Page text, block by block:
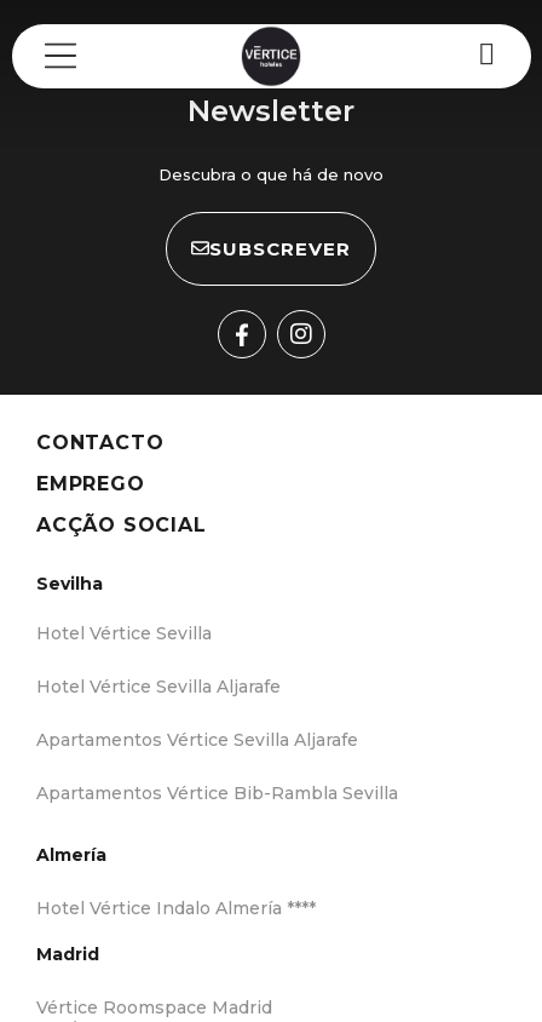
A minha reserva
Newsletter
Descubra o que há de novo
SUBSCREVER
CONTACTO
EMPREGO
ACÇÃO SOCIAL
Sevilha
Hotel Vértice Sevilla
Hotel Vértice Sevilla Aljarafe
Apartamentos Vértice Sevilla Aljarafe
Apartamentos Vértice Bib-Rambla Sevilla
Almería
Hotel Vértice Indalo Almería ****
Madrid
Vértice Roomspace Madrid